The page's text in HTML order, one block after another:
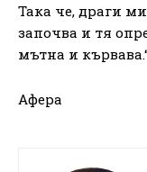
Така че, драги
започва и тя
мътна и
Афера